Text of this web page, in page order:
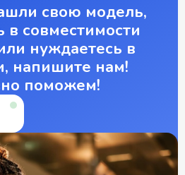
свою модель,
в совместимости
нуждаетесь в
напишите нам!
поможем!